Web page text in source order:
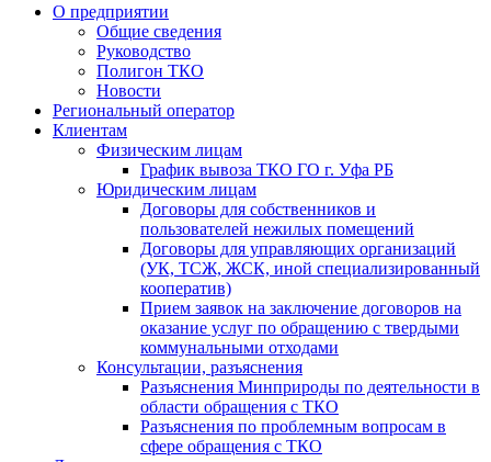
О предприятии
Общие сведения
Руководство
Полигон ТКО
Новости
Региональный оператор
Клиентам
Физическим лицам
График вывоза ТКО ГО г. Уфа РБ
Юридическим лицам
Договоры для собственников и
пользователей нежилых помещений
Договоры для управляющих организаций
(УК, ТСЖ, ЖСК, иной специализированный
кооператив)
Прием заявок на заключение договоров на
оказание услуг по обращению с твердыми
коммунальными отходами
Консультации, разъяснения
Разъяснения Минприроды по деятельности в
области обращения с ТКО
Разъяснения по проблемным вопросам в
сфере обращения с ТКО